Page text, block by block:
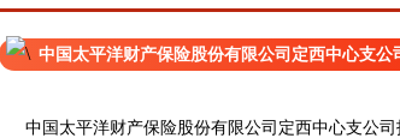
中国太平洋财产保险股份有限公司定西中心支公
中国太平洋财产保险股份有限公司定西中心支公司